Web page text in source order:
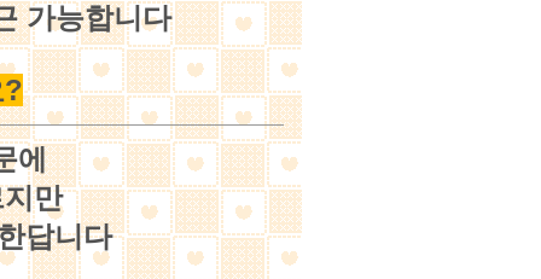
가능합니다
에
만
답니다